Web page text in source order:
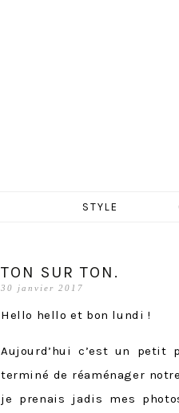
STYLE
TON SUR TON.
30 janvier 2017
Hello hello et bon lundi !
Aujourd’hui c’est un petit
terminé de réaménager
je prenais jadis mes